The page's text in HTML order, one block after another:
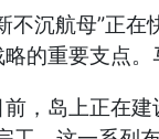
不沉航母”正
的重要支点
，岛上正在